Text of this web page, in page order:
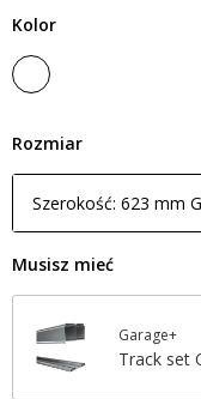
Kolor
Rozmiar
Szerokość: 623 mm
Musisz mieć
Garage+
Track set